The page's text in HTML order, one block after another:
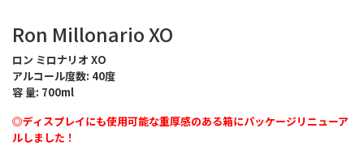
Ron Millonario XO
ロン ミロナリオ XO
アルコール度数: 40度
容 量: 700ml
◎ディスプレイにも使用可能な重厚感のある箱にパッケージリニューア
ルしました！